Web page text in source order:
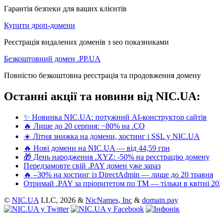
Гарантія безпеки для ваших клієнтів
Купити дроп-домени
Реєстрація видалених доменів з seo показниками
Безкоштовний домен .PP.UA
Повністю безкоштовна реєстрація та продовження домену
Останні акції та новини від NIC.UA:
✨ Новинка NIC.UA: потужний AI-конструктор сайтів
🔥 Лише до 20 серпня: −80% на .CO
☀️ Літня знижка на домени, хостинг і SSL у NIC.UA
🔥 Нові домени на NIC.UA — від 44,59 грн
🎁 День народження .XYZ: -50% на реєстрацію домену
Передзамовте свій .PAY домен уже зараз
🔥 –30% на хостинг із DirectAdmin — лише до 20 травня
Отримай .PAY за пріоритетом по ТМ — тільки в квітні
© NIC.UA LLC, 2026 & NicNames, Inc & domain.pay